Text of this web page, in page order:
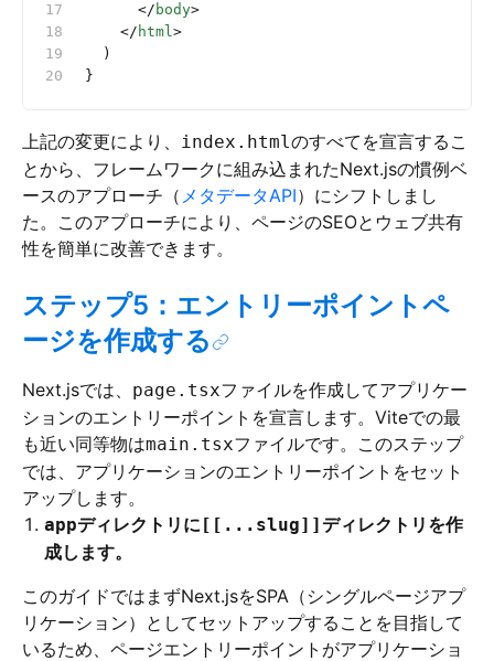
      </
body>
    </
html>
  )
}
上記の変更により、 index.htmlのすべてを宣言するこ
とから、フレームワークに組み込まれたNext.jsの慣例ベ
ースのアプローチ（ メタデータAPI）にシフトしまし
た。このアプローチにより、ページのSEOとウェブ共有
性を簡単に改善できます。
ステップ5：エントリーポイントペ
ージを作成する
Next.jsでは、 page.tsxファイルを作成してアプリケー
ションのエントリーポイントを宣言します。Viteでの最
も近い同等物はmain.tsxファイルです。このステップ
では、アプリケーションのエントリーポイントをセット
アップします。
appディレクトリに [[...slug]] ディレクトリを作
成します。
このガイドではまずNext.jsをSPA（シングルページアプ
リケーション）としてセットアップすることを目指して
いるため、ページエントリーポイントがアプリケーショ